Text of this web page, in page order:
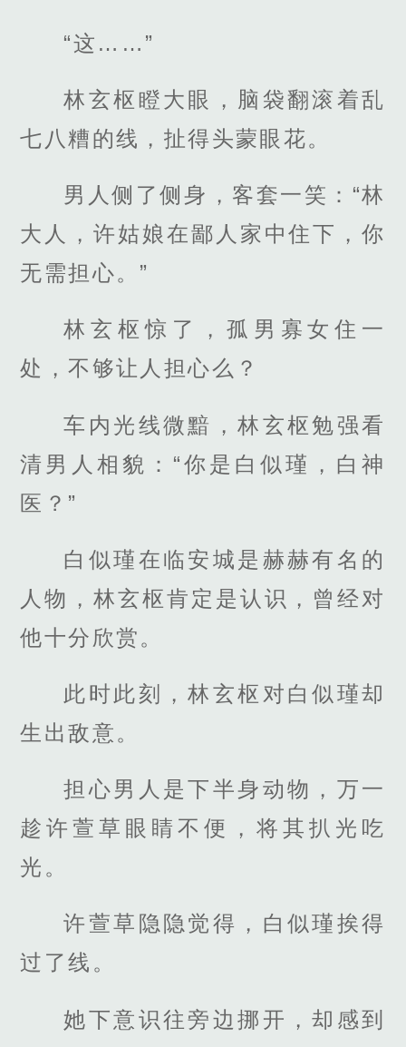
“这……”
林玄枢瞪大眼，脑袋翻滚着乱
七八糟的线，扯得头蒙眼花。
男人侧了侧身，客套一笑：“林
大人，许姑娘在鄙人家中住下，你
无需担心。”
林玄枢惊了，孤男寡女住一
处，不够让人担心么？
车内光线微黯，林玄枢勉强看
清男人相貌：“你是白似瑾，白神
医？”
白似瑾在临安城是赫赫有名的
人物，林玄枢肯定是认识，曾经对
他十分欣赏。
此时此刻，林玄枢对白似瑾却
生出敌意。
担心男人是下半身动物，万一
趁许萱草眼睛不便，将其扒光吃
光。
许萱草隐隐觉得，白似瑾挨得
过了线。
她下意识往旁边挪开，却感到